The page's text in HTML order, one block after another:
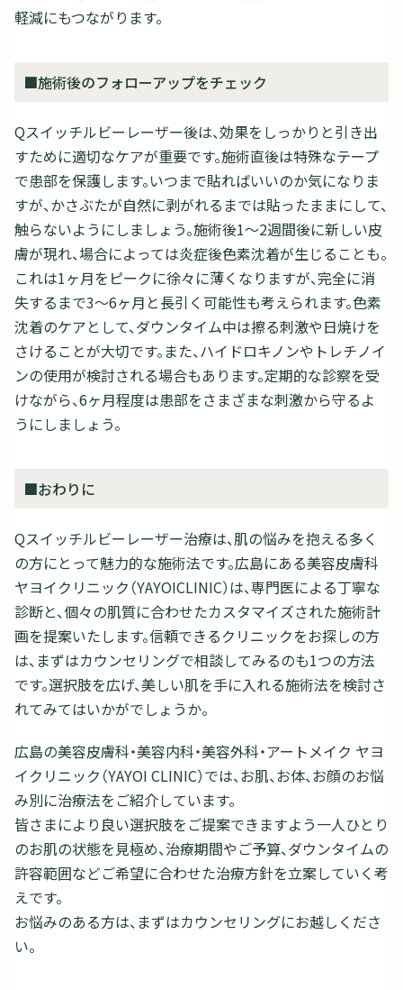
軽減にもつながります。
■施術後のフォローアップをチェック
Qスイッチルビーレーザー後は、効果をしっかりと引き出
すために適切なケアが重要です。施術直後は特殊なテープ
で患部を保護します。いつまで貼ればいいのか気になりま
すが、かさぶたが自然に剥がれるまでは貼ったままにして、
触らないようにしましょう。施術後1〜2週間後に新しい皮
膚が現れ、場合によっては炎症後色素沈着が生じることも。
これは1ヶ月をピークに徐々に薄くなりますが、完全に消
失するまで3〜6ヶ月と長引く可能性も考えられます。色素
沈着のケアとして、ダウンタイム中は擦る刺激や日焼けを
さけることが大切です。また、ハイドロキノンやトレチノイ
ンの使用が検討される場合もあります。定期的な診察を受
けながら、6ヶ月程度は患部をさまざまな刺激から守るよ
うにしましょう。
■おわりに
Qスイッチルビーレーザー治療は、肌の悩みを抱える多く
の方にとって魅力的な施術法です。広島にある美容皮膚科
ヤヨイクリニック（YAYOICLINIC）は、専門医による丁寧な
診断と、個々の肌質に合わせたカスタマイズされた施術計
画を提案いたします。信頼できるクリニックをお探しの方
は、まずはカウンセリングで相談してみるのも1つの方法
です。選択肢を広げ、美しい肌を手に入れる施術法を検討さ
れてみてはいかがでしょうか。
広島の美容皮膚科・美容内科・美容外科・アートメイク ヤヨ
イクリニック（YAYOI CLINIC）では、お肌、お体、お顔のお悩
み別に治療法をご紹介しています。
皆さまにより良い選択肢をご提案できますよう一人ひとり
のお肌の状態を見極め、治療期間やご予算、ダウンタイムの
許容範囲などご希望に合わせた治療方針を立案していく考
えです。
お悩みのある方は、まずはカウンセリングにお越しくださ
い。